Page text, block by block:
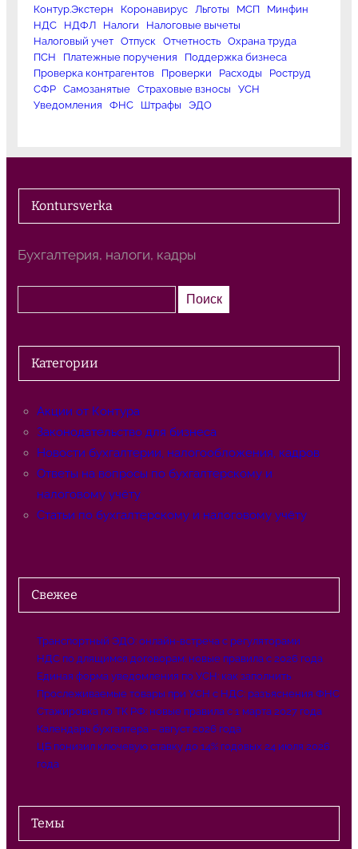
Контур.Экстерн
Коронавирус Льготы МСП
Минфин
НДС
НДФЛ Налоги
Налоговые вычеты
Налоговый учет
Отпуск Отчетность
Охрана труда
ПСН
Платежные поручения
Поддержка бизнеса
Проверка контрагентов
Проверки Расходы
Роструд
СФР
Самозанятые Страховые взносы
УСН
Уведомления
ФНС Штрафы ЭДО
Kontursverka
Бухгалтерия, налоги, кадры
о
к
Поиск
Категории
Акции от Контура
Законодательство для бизнеса
Новости бухгалтерии, налогообложения, кадров
Ответы на вопросы по бухгалтерскому и
налоговому учёту
Статьи по бухгалтерскому и налоговому учёту
Свежее
Транспортный ЭДО: онлайн-встреча с регуляторами
НДС по длящимся договорам: новые правила с 2026 года
Единая форма уведомления по УСН: как заполнить
Прослеживаемые товары при УСН с НДС: разъяснения ФНС
Стажировка по ТК РФ: новые правила с 1 марта 2027 года
Календарь бухгалтера – август 2026 года
ЦБ понизил ключевую ставку до 14% годовых 24 июля 2026
года
Темы